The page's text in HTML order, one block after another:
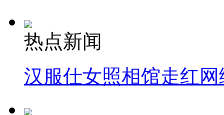
热点新闻
汉服仕女照相馆走红网